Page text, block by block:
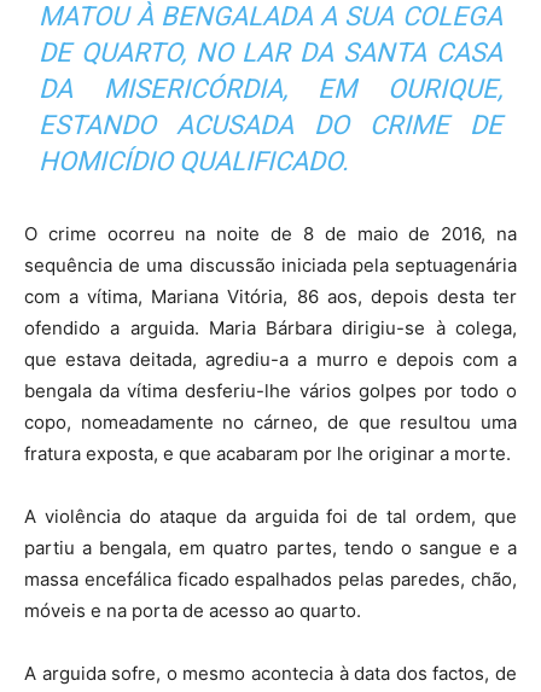
MATOU À BENGALADA A SUA COLEGA
DE QUARTO, NO LAR DA SANTA CASA
DA MISERICÓRDIA, EM OURIQUE,
ESTANDO ACUSADA DO CRIME DE
HOMICÍDIO QUALIFICADO.
O crime ocorreu na noite de 8 de maio de 2016, na
sequência de uma discussão iniciada pela septuagenária
com a vítima, Mariana Vitória, 86 aos, depois desta ter
ofendido a arguida. Maria Bárbara dirigiu-se à colega,
que estava deitada, agrediu-a a murro e depois com a
bengala da vítima desferiu-lhe vários golpes por todo o
copo, nomeadamente no cárneo, de que resultou uma
fratura exposta, e que acabaram por lhe originar a morte.
A violência do ataque da arguida foi de tal ordem, que
partiu a bengala, em quatro partes, tendo o sangue e a
massa encefálica ficado espalhados pelas paredes, chão,
móveis e na porta de acesso ao quarto.
A arguida sofre, o mesmo acontecia à data dos factos, de